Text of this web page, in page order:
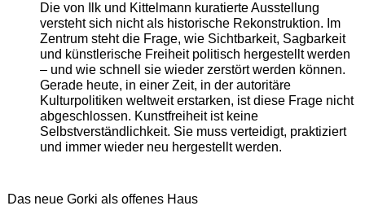
Die von Ilk und Kittelmann kuratierte Ausstellung
versteht sich nicht als historische Rekonstruktion. Im
Zentrum steht die Frage, wie Sichtbarkeit, Sagbarkeit
und künstlerische Freiheit politisch hergestellt werden
– und wie schnell sie wieder zerstört werden können.
Gerade heute, in einer Zeit, in der autoritäre
Kulturpolitiken weltweit erstarken, ist diese Frage nicht
abgeschlossen. Kunstfreiheit ist keine
Selbstverständlichkeit. Sie muss verteidigt, praktiziert
und immer wieder neu hergestellt werden.
Das neue Gorki als offenes Haus